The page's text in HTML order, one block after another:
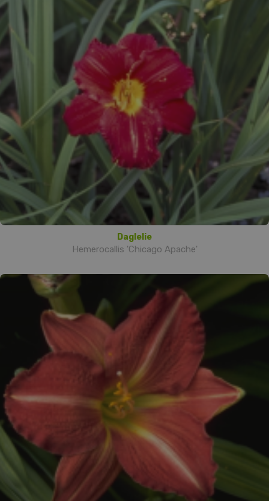
Daglelie
Hemerocallis 'Chicago Apache'